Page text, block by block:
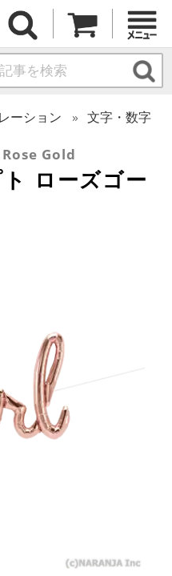
ーション 文字・数字
Gold
ローズゴー